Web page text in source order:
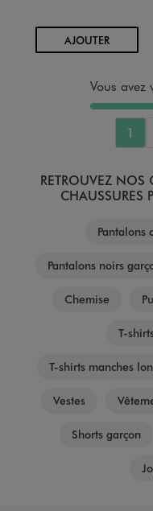
AJOUTERAU
Vous
1
RETROUVEZ NOS
CHAUSSURES
Pantalons
Pantalons noirs
Chemise
T-
T-shirts manches
Vestes
Shorts garçon